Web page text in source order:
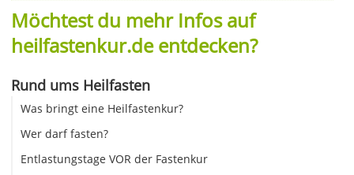
Möchtest du mehr Infos auf
heilfastenkur.de entdecken?
Rund ums Heilfasten
Was bringt eine Heilfastenkur?
Wer darf fasten?
Entlastungstage VOR der Fastenkur